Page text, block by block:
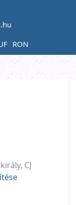
RON
CJ